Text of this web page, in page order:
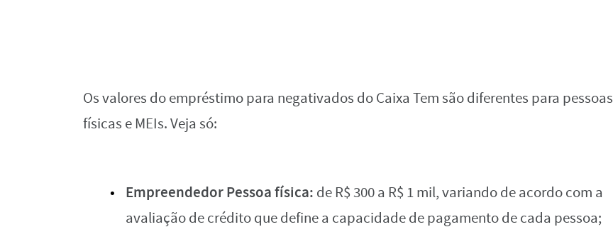
Os valores do empréstimo para negativados do Caixa Tem são diferentes para pessoas
físicas e MEIs. Veja só:
Empreendedor Pessoa física: de R$ 300 a R$ 1 mil, variando de acordo com a
avaliação de crédito que define a capacidade de pagamento de cada pessoa;